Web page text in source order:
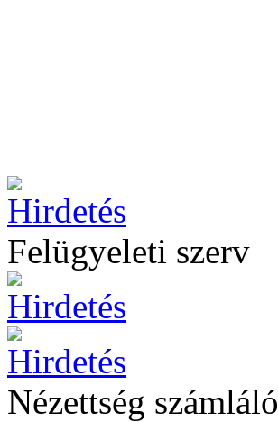
Felügyeleti szerv
Nézettség számláló